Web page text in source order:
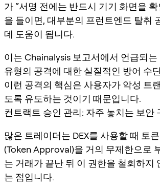
가 “서명 전에는 반드시 기기 화면을
을 들이면, 대부분의 프런트엔드 탈취
데 도움이 됩니다.
이는 Chainalysis 보고서에서 언급되는
유형의 공격에 대한 실질적인 방어 수
이런 공격의 핵심은 사용자가 악성 트
도록 유도하는 것이기 때문입니다.
컨트랙트 승인 관리: 자주 놓치는 보안
많은 트레이더는 DEX를 사용할 때 토
(Token Approval)을 거의 무제한으로
는 거래가 끝난 뒤 이 권한을 철회하지
는 점입니다.